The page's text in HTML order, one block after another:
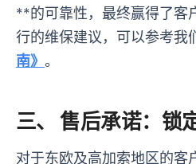
**的可靠性，最终赢得了客
行的维保建议，可以参考我
南》 。
三、 售后承诺：锁
对于东欧及高加索地区的客